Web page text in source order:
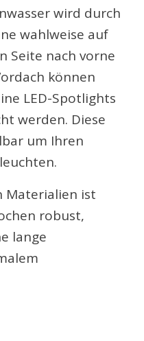
wird durch
wahlweise auf
Seite nach vorne
können
LED-Spotlights
werden. Diese
um Ihren
Materialien ist
robust,
lange